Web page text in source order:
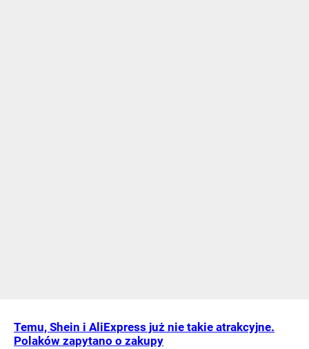
Temu, Shein i AliExpress już nie takie atrakcyjne.
Polaków zapytano o zakupy